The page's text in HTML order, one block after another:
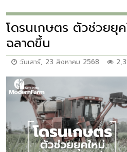
โดรนเกษตร ตัวช่วยยุค
ฉลาดขึ้น
วันเสาร์, 23 สิงหาคม 2568